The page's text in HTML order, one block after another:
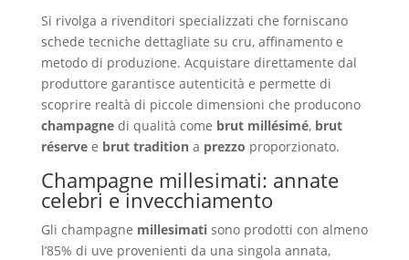
Si rivolga a rivenditori specializzati che forniscano
schede tecniche dettagliate su cru, affinamento e
metodo di produzione. Acquistare direttamente dal
produttore garantisce autenticità e permette di
scoprire realtà di piccole dimensioni che producono
champagnedi qualità come brut millésimé, brut
réservee brut traditiona prezzo proporzionato.
Champagne millesimati: annate
celebri e invecchiamento
Gli champagne millesimatisono prodotti con almeno
l’85% di uve provenienti da una singola annata,